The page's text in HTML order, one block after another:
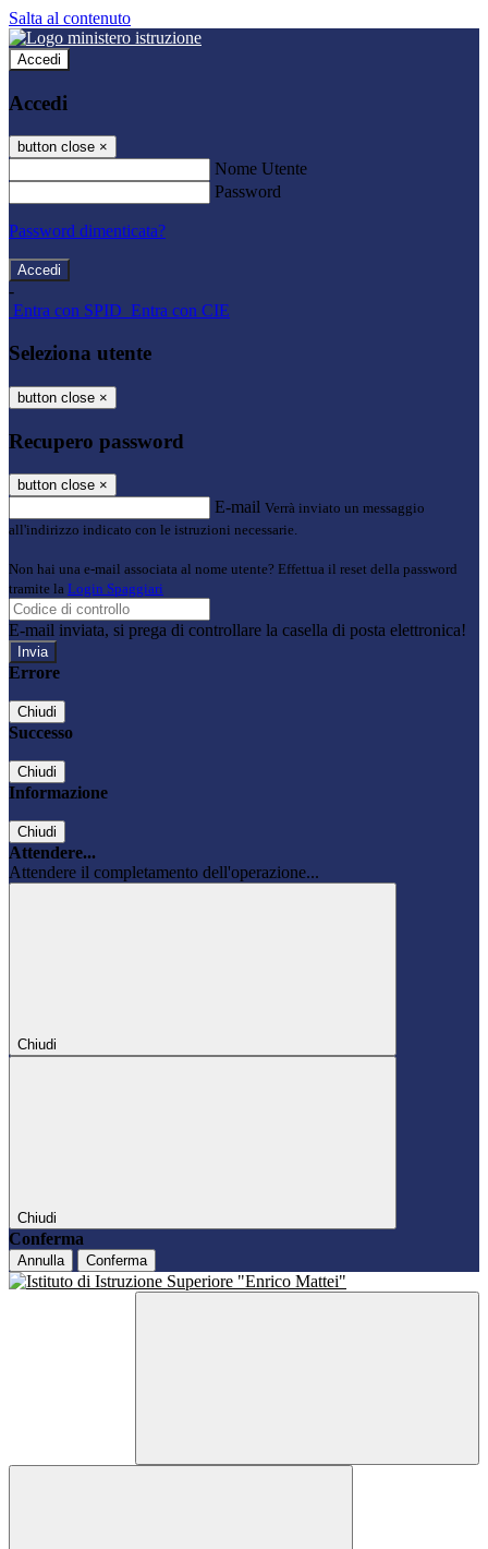
Salta al contenuto
Accedi
Accedi
button close ×
Nome Utente
Password
Password dimenticata?
-
Entra con SPID Entra con CIE
Seleziona utente
button close ×
Recupero password
button close ×
E-mail Verrà inviato un messaggio
all'indirizzo indicato con le istruzioni necessarie.
Non hai una e-mail associata al nome utente? Effettua il reset della password
tramite la Login Spaggiari
E-mail inviata, si prega di controllare la casella di posta elettronica!
Errore
Chiudi
Successo
Chiudi
Informazione
Chiudi
Attendere...
Attendere il completamento dell'operazione...
Chiudi
Chiudi
Conferma
Annulla Conferma